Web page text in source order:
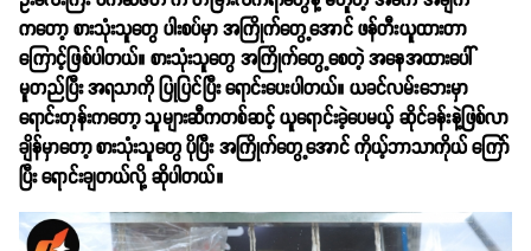
ကတော့ စားသုံးသူတွေ ပါးစပ်မှာ အကြိုက်တွေ့အောင် ဖန်တီးယူထားတာ
ကြောင့်ဖြစ်ပါတယ်။ စားသုံးသူတွေ အကြိုက်တွေ့စေတဲ့ အနေအထားပေါ်
မူတည်ပြီး အရသာကို ပြုပြင်ပြီး ရောင်းပေးပါတယ်။ ယခင်လမ်းဘေးမှာ
ရောင်းတုန်းကတော့ သူများဆီကတစ်ဆင့် ယူရောင်းခဲ့ပေမယ့် ဆိုင်ခန်းနဲ့ဖြစ်လာ
ချိန်မှာတော့ စားသုံးသူတွေ ပိုပြီး အကြိုက်တွေ့အောင် ကိုယ့်ဘာသာကိုယ် ကြော်
ပြီး ရောင်းချတယ်လို့ ဆိုပါတယ်။